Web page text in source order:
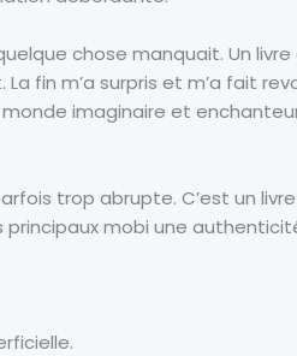
chose manquait. Un
fin m’a surpris et m’a fait
imaginaire et
trop abrupte. C’est un
mobi une